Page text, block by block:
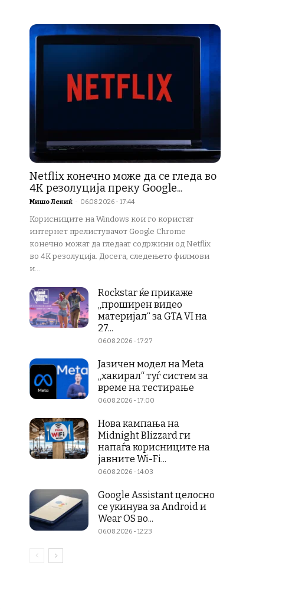
Netflix конечно може да се гледа во
4K резолуција преку Google...
Мишо Лекиќ - 06.08.2026 - 17:44
Корисниците на Windows кои го користат
интернет прелистувачот Google Chrome
конечно можат да гледаат содржини од Netflix
во 4K резолуција. Досега, следењето филмови
и...
Rockstar ќе прикаже
„проширен видео
материјал“ за GTA VI на
27...
06.08.2026 - 17:27
Јазичен модел на Meta
„хакирал“ туѓ систем за
време на тестирање
06.08.2026 - 17:00
Нова кампања на
Midnight Blizzard ги
напаѓа корисниците на
јавните Wi-Fi...
06.08.2026 - 14:03
Google Assistant целосно
се укинува за Android и
Wear OS во...
06.08.2026 - 12:23